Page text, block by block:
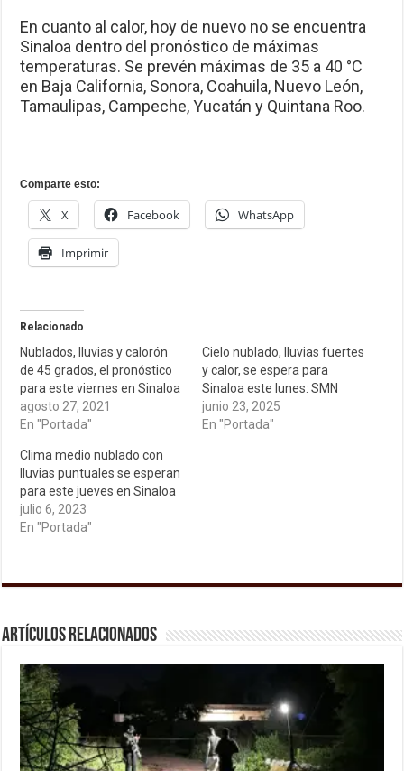
En cuanto al calor, hoy de nuevo no se encuentra
Sinaloa dentro del pronóstico de máximas
temperaturas. Se prevén máximas de 35 a 40 °C
en Baja California, Sonora, Coahuila, Nuevo León,
Tamaulipas, Campeche, Yucatán y Quintana Roo.
Comparte esto:
X Facebook WhatsApp
Imprimir
Relacionado
Nublados, lluvias y calorón
de 45 grados, el pronóstico
para este viernes en Sinaloa
agosto 27, 2021
En "Portada"
Cielo nublado, lluvias fuertes
y calor, se espera para
Sinaloa este lunes: SMN
junio 23, 2025
En "Portada"
Clima medio nublado con
lluvias puntuales se esperan
para este jueves en Sinaloa
julio 6, 2023
En "Portada"
Artículos relacionados